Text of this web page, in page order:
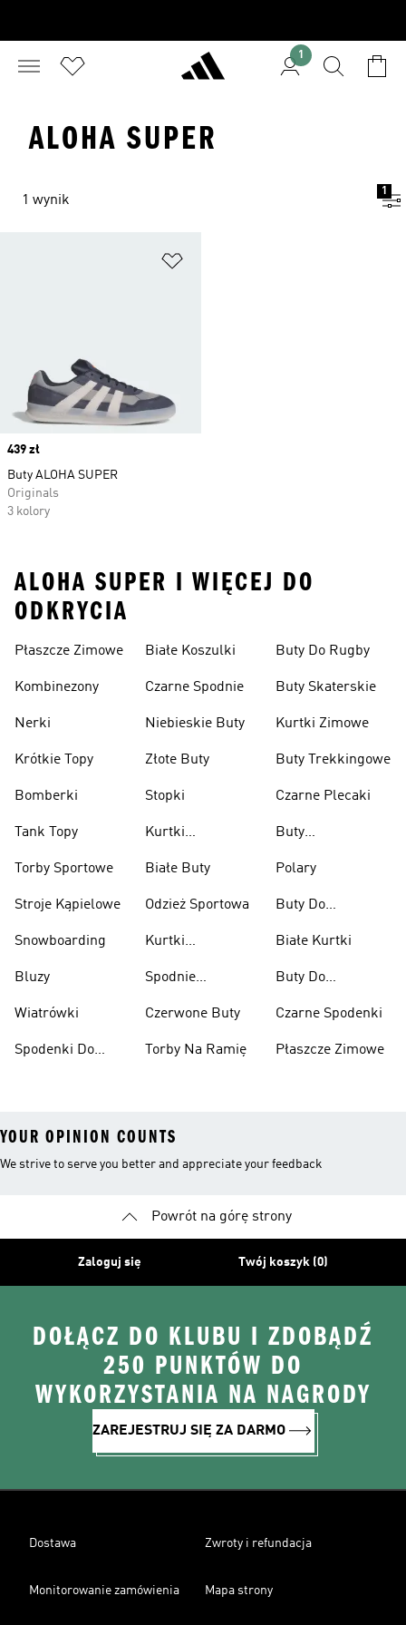
1
ALOHA SUPER
1 wynik
1
Price
439 zł
Buty ALOHA SUPER
Originals
3 kolory
ALOHA SUPER I WIĘCEJ DO
ODKRYCIA
Płaszcze Zimowe
Kombinezony
Nerki
Krótkie Topy
Bomberki
Tank Topy
Torby Sportowe
Stroje Kąpielowe
Snowboarding
Bluzy
Wiatrówki
Spodenki Do
Białe Koszulki
Czarne Spodnie
Niebieskie Buty
Złote Buty
Stopki
Kurtki
Białe Buty
Odzież Sportowa
Kurtki
Spodnie
Czerwone Buty
Torby Na Ramię
Buty Do Rugby
Buty Skaterskie
Kurtki Zimowe
Buty Trekkingowe
Czarne Plecaki
Buty
Polary
Buty Do
Ciężarów
Białe Kurtki
Buty Do
Czarne Spodenki
Płaszcze Zimowe
YOUR OPINION COUNTS
We strive to serve you better and appreciate your feedback
Powrót na górę strony
Zaloguj się Twój koszyk (0)
DOŁĄCZ DO KLUBU I ZDOBĄDŹ
250 PUNKTÓW DO
WYKORZYSTANIA NA NAGRODY
ZAREJESTRUJ SIĘ ZA DARMO
Dostawa Zwroty i refundacja
Monitorowanie zamówienia Mapa strony